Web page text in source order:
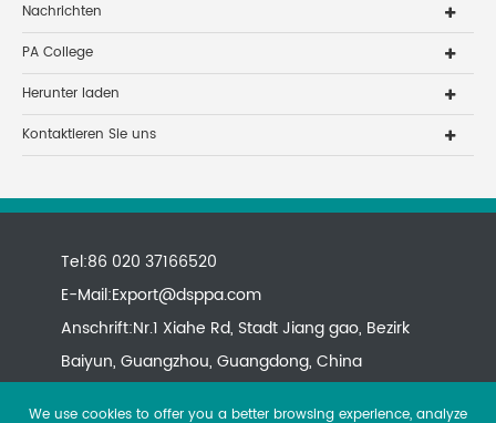
Nachrichten
PA College
Herunter laden
Kontaktieren Sie uns
Tel:86 020 37166520
E-Mail:Export@dsppa.com
Anschrift:Nr.1 Xiahe Rd, Stadt Jiang gao, Bezirk
Baiyun, Guangzhou, Guangdong, China
We use cookies to offer you a better browsing experience, analyze